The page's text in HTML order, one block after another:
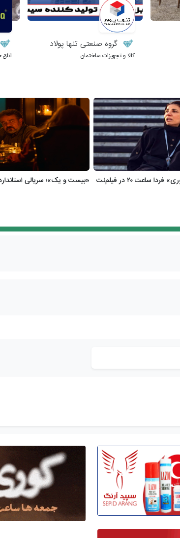
گروه صنعتی تنها پولاد
کالا و تجهیزات ساختمان
ساعت ۲۰ در فیلم‌نت «بیست و یک»؛ سریالی